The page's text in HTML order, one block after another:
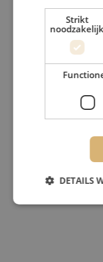
Strikt
noodzakelijk
DETAILS